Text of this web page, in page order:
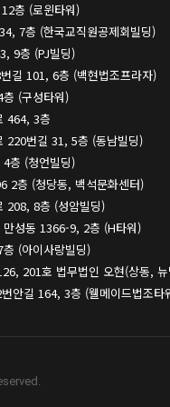
층 (로윈타워)
7층 (한국교직원공제회빌딩)
9층 (PJ빌딩)
길 101, 6층 (백현법조프라자)
(구성타워)
464, 3층
220번길 31, 5층 (동남빌딩)
층 (청언빌딩)
2층 (청당동, 백석문화센터)
208, 8층 (성암빌딩)
성동 1366-9, 2층 (H타워)
(아이사랑빌딩)
201호 법무법인 오현(상동,
안길 164, 3층 (웰메이드법조타